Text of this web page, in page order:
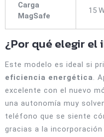
Carga
MagSafe
15
¿Por qué elegir el
Este modelo es ideal si
eficiencia energética.
excelente con el nuevo
una autonomía muy
teléfono que se siente
gracias a la